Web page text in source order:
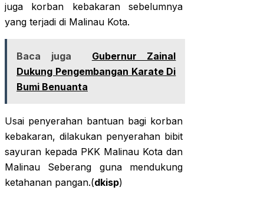
juga korban kebakaran sebelumnya
yang terjadi di Malinau Kota.
Baca juga
Gubernur Zainal
Dukung Pengembangan Karate Di
Bumi Benuanta
Usai penyerahan bantuan bagi korban
kebakaran, dilakukan penyerahan bibit
sayuran kepada PKK Malinau Kota dan
Malinau Seberang guna mendukung
ketahanan pangan.(dkisp)